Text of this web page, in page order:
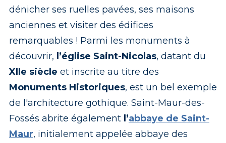
dénicher ses ruelles pavées, ses maisons
anciennes et visiter des édifices
remarquables ! Parmi les monuments à
découvrir, l’église Saint-Nicolas, datant du
XIIe siècle et inscrite au titre des
Monuments Historiques, est un bel exemple
de l'architecture gothique. Saint-Maur-des-
Fossés abrite également l’abbaye de Saint-
Maur, initialement appelée abbaye des